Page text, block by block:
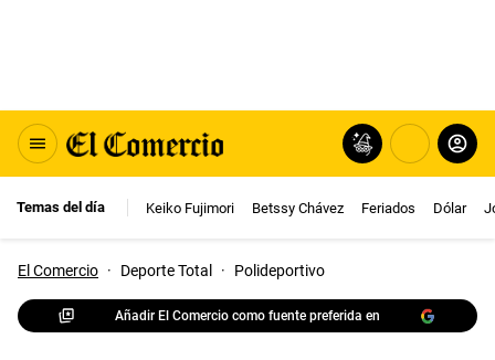
Temas del día Keiko Fujimori Betssy Chávez Feriados Dólar
El Comercio · Deporte Total · Polideportivo
Añadir El Comercio como fuente preferida en